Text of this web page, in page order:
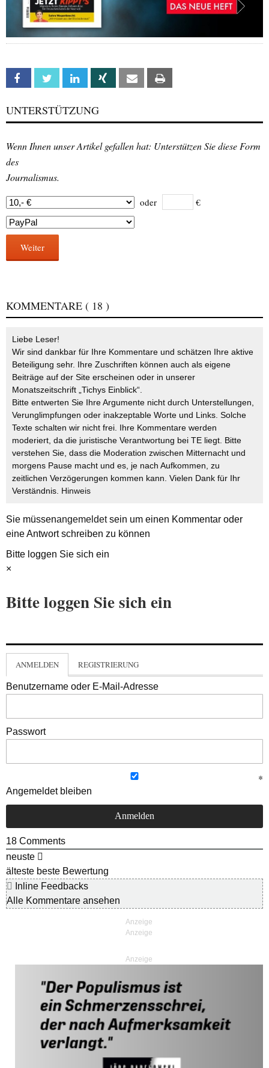
Facebook Twitter Linkedin Xing Email
UNTERSTÜTZUNG
Wenn Ihnen unser Artikel gefallen hat: Unterstützen Sie diese Form
des
Journalismus.
oder €
Weiter
KOMMENTARE ( 18 )
Liebe Leser!
Wir sind dankbar für Ihre Kommentare und schätzen Ihre aktive
Beteiligung sehr. Ihre Zuschriften können auch als eigene
Beiträge auf der Site erscheinen oder in unserer
Monatszeitschrift „Tichys Einblick“.
Bitte entwerten Sie Ihre Argumente nicht durch Unterstellungen,
Verunglimpfungen oder inakzeptable Worte und Links. Solche
Texte schalten wir nicht frei. Ihre Kommentare werden
moderiert, da die juristische Verantwortung bei TE liegt. Bitte
verstehen Sie, dass die Moderation zwischen Mitternacht und
morgens Pause macht und es, je nach Aufkommen, zu
zeitlichen Verzögerungen kommen kann. Vielen Dank für Ihr
Verständnis. Hinweis
Sie müssenangemeldetsein um einen Kommentar oder
eine Antwort schreiben zu können
Bitte loggen Sie sich ein
×
Bitte loggen Sie sich ein
ANMELDEN REGISTRIERUNG
Benutzername oder E-Mail-Adresse
Passwort
Angemeldet bleiben
18 Comments
neuste
älteste beste Bewertung
Inline Feedbacks
Alle Kommentare ansehen
Anzeige